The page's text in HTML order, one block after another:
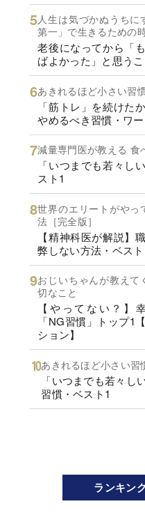
人生は気づかぬうちに
第一」で生きるための
老後になってから「
ばよかった」と思う
あきれるほど小さい習
「筋トレ」を続けた
やめるべき習慣・ワ
減量専門医が教える 食
「いつまでも若々し
スト1
世界のエリートがや
法［完全版］
【精神科医が解説】
弊しない方法・ベス
おじいちゃんが教え
切なこと
【やってない？】
「NG習慣」トップ1
ション】
あきれるほど小さい習
「いつまでも若々し
習慣・ベスト1
ランキン